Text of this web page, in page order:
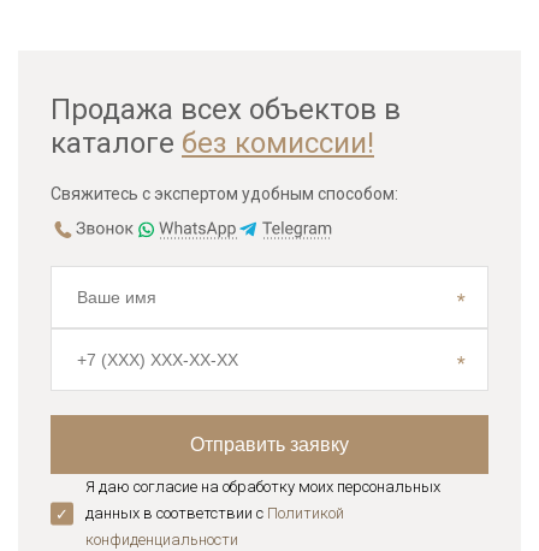
Продажа всех объектов в
каталоге без комиссии!
Свяжитесь с экспертом удобным способом:
Я даю согласие на обработку моих персональных
данных в соответствии с Политикой
конфиденциальноcти